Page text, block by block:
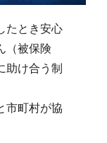
たとき安心
（被保険
助け合う制
市町村が協